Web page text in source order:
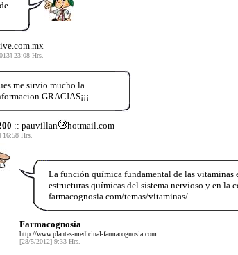
23:08 Hrs.
me sirvio mucho la
GRACIAS¡¡¡
:: pauvillan hotmail.com
Hrs.
La función química fundamental de las vitaminas
estructuras químicas del sistema nervioso y en
farmacognosia.com/temas/vitaminas/
Farmacognosia
http://www.plantas-medicinal-farmacognosia.com
[28/5/2012] 9:33 Hrs.